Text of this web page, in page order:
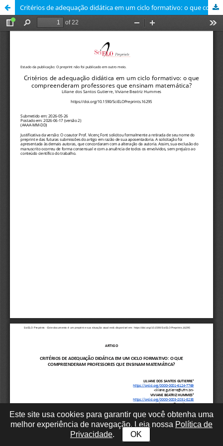
Critérios de adequação didática em um ciclo formativo: o que compreenderam professores que ensinam matemática?
Este site usa cookies para garantir que você obtenha uma
melhor experiência de navegação. Leia nossa Política de
Privacidade. OK